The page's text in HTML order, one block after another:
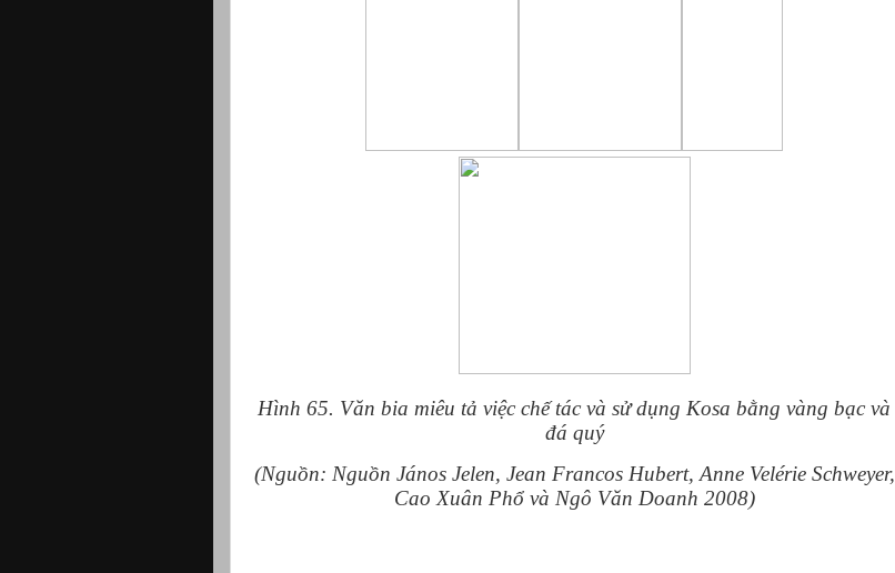
Hình 65. Văn bia miêu tả việc chế tác và sử dụng Kosa bằng vàng bạc và
đá quý
(Nguồn: Nguồn János Jelen, Jean Francos Hubert, Anne Velérie Schweyer,
Cao Xuân Phổ và Ngô Văn Doanh 2008)